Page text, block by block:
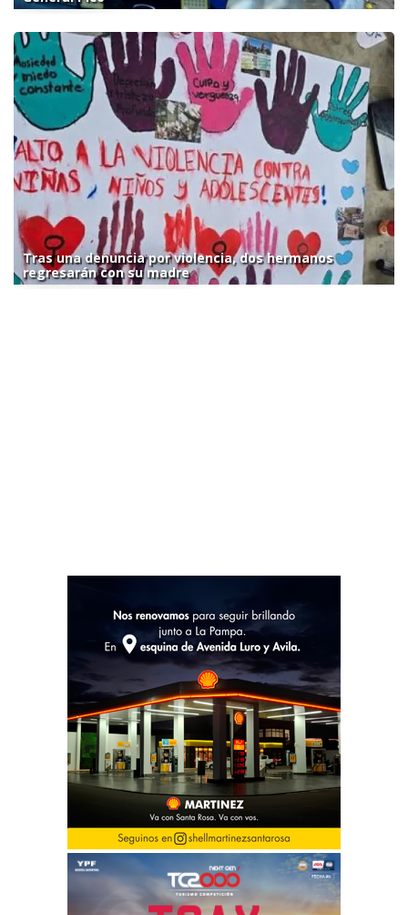
Tras una denuncia por violencia, dos hermanos
regresarán con su madre